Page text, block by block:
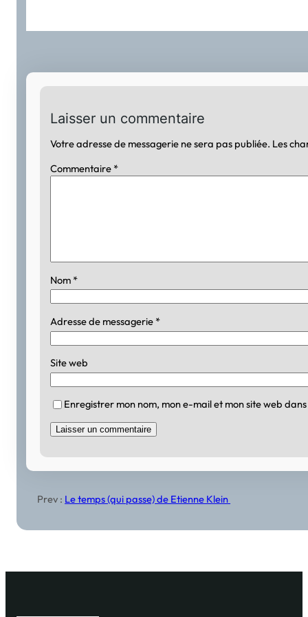
Laisser un commentaire
Votre adresse de messagerie ne sera pas publiée. Les
Commentaire *
Nom *
Adresse de messagerie *
Site web
Enregistrer mon nom, mon e-mail et mon site web
Prev : Le temps (qui passe) de Etienne Klein